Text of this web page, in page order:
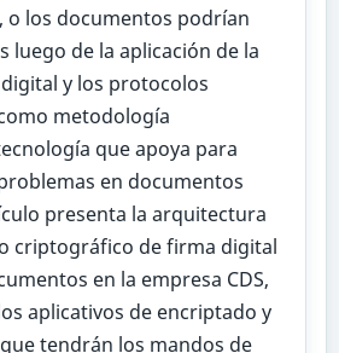
o los documentos podrían
luego de la aplicación de la
y los protocolos
metodología
que apoya para
en documentos
presenta la arquitectura
criptográfico de firma digital
en la empresa CDS,
aplicativos de encriptado y
tendrán los mandos de